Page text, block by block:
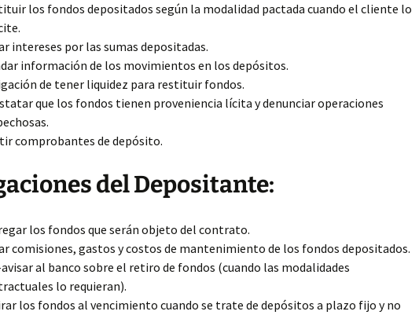
los fondos depositados según la modalidad pactada cuando el cliente lo
intereses por las sumas depositadas.
información de los movimientos en los depósitos.
de tener liquidez para restituir fondos.
que los fondos tienen proveniencia lícita y denunciar operaciones
comprobantes de depósito.
del Depositante:
los fondos que serán objeto del contrato.
comisiones, gastos y costos de mantenimiento de los fondos depositados.
al banco sobre el retiro de fondos (cuando las modalidades
lo requieran).
los fondos al vencimiento cuando se trate de depósitos a plazo fijo y no